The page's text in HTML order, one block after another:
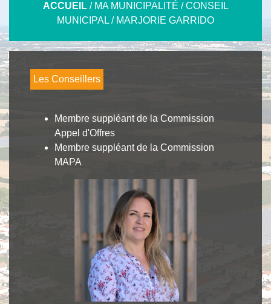
ACCUEIL/ MA MUNICIPALITÉ /CONSEIL
MUNICIPAL / MARJORIE GARRIDO
Les Conseillers
Membre suppléant de la Commission
Appel d'Offres
Membre suppléant de la Commission
MAPA